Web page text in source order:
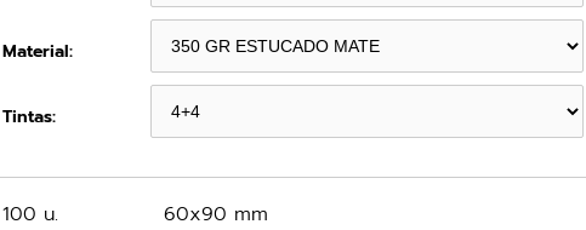
Material:
Tintas:
100 u. 60x90 mm